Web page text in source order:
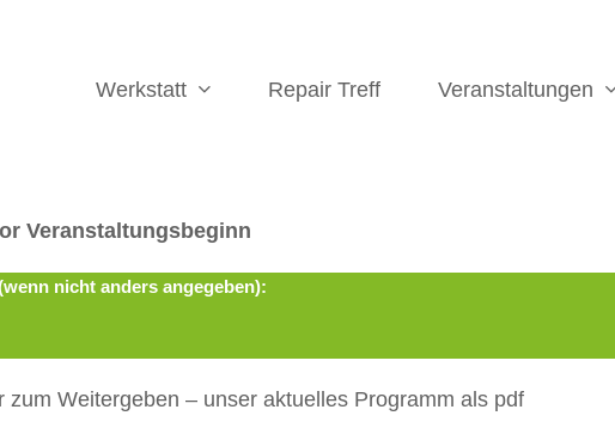
Werkstatt Repair Treff Veranstaltungen
Veranstaltungsbeginn
nicht anders angegeben):
Weitergeben – unser aktuelles Programm als pdf